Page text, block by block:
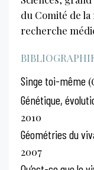
du Comité de
recherche
Singe toi-même
Génétique,
2010
Géométries du
2007